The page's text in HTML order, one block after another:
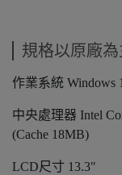
規格以原廠為
作業系統 Windows
中央處理器 Intel
(Cache 18MB)
LCD尺寸 13.3"